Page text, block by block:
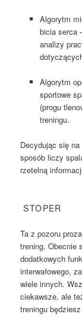
Algorytm
bicia serca
analizy
Algorytm
sportowe
(progu
treningu.
Decydując się
sposób liczy
rzetelną
STOPER
Ta z pozoru
trening. Obecnie
dodatkowych
interwałowego,
wiele innych.
ciekawsze, ale
treningu